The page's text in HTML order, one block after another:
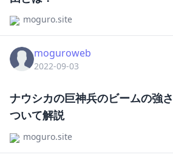
moguro.site
moguroweb
2022-09-03
ナウシカの巨神兵のビームの強
ついて解説
moguro.site